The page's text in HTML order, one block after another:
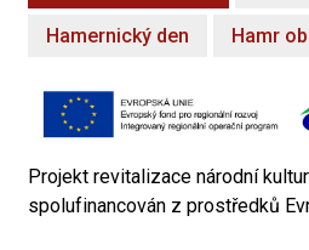
Hamernický den Hamr
Projekt revitalizace národní
spolufinancován z prostředků